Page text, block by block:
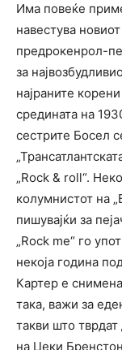
Има повеќе
навестува
предрокенрол-
за
најраните
средината на
сестрите Босел
„Rock & roll“.
колумнистот на
пишувајќи за
„Rock me“ го
некоја година
Картер е
така, важи за
такви што
на Џеки